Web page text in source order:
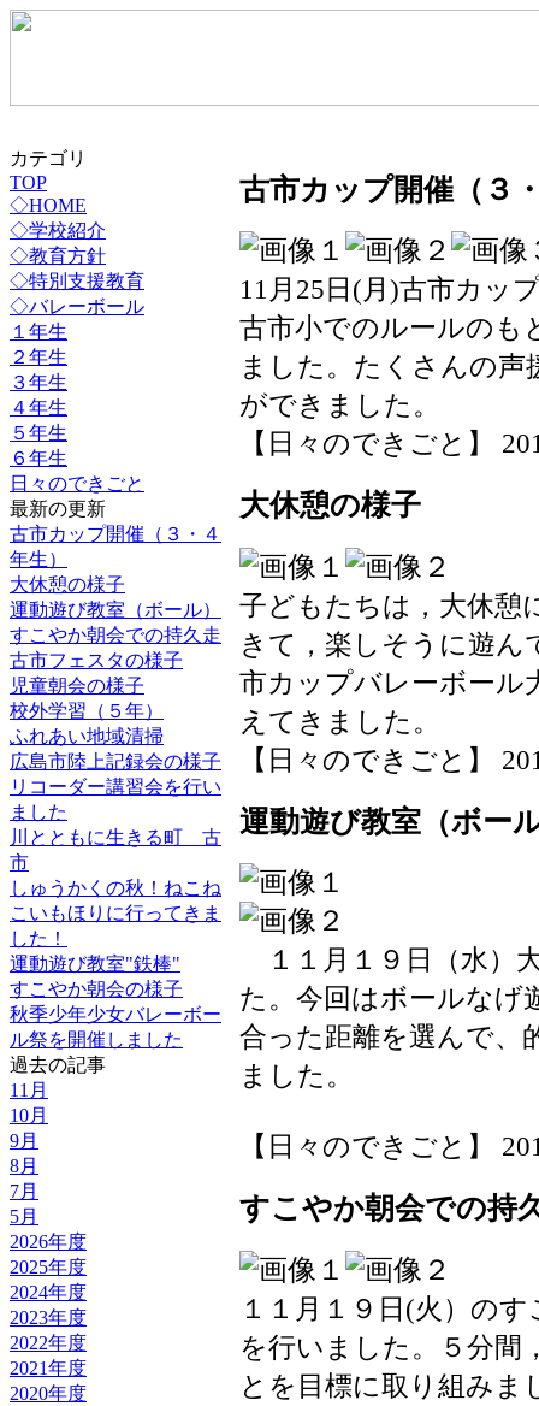
カテゴリ
TOP
◇HOME
◇学校紹介
◇教育方針
◇特別支援教育
◇バレーボール
１年生
２年生
３年生
４年生
５年生
６年生
日々のできごと
最新の更新
古市カップ開催（３・４
年生）
大休憩の様子
運動遊び教室（ボール）
すこやか朝会での持久走
古市フェスタの様子
児童朝会の様子
校外学習（５年）
ふれあい地域清掃
広島市陸上記録会の様子
リコーダー講習会を行い
ました
川とともに生きる町 古
市
しゅうかくの秋！ねこね
こいもほりに行ってきま
した！
運動遊び教室"鉄棒"
すこやか朝会の様子
秋季少年少女バレーボー
ル祭を開催しました
過去の記事
11月
10月
9月
8月
7月
5月
2026年度
2025年度
2024年度
2023年度
2022年度
2021年度
2020年度
古市カップ開催（３
11月25日(月)古市カッ
古市小でのルールのも
ました。たくさんの
ができました。
【日々のできごと】
大休憩の様子
子どもたちは，大休憩
きて，楽しそうに遊
市カップバレーボール
えてきました。
【日々のできごと】
運動遊び教室（ボー
１１月１９日（水）
た。今回はボールなげ
合った距離を選んで、
ました。
【日々のできごと】
すこやか朝会での持
１１月１９日(火）の
を行いました。５分間
とを目標に取り組みま